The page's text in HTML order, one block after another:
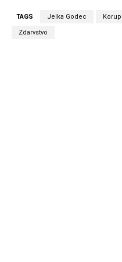
TAGS Jelka Godec
Zdarvstvo